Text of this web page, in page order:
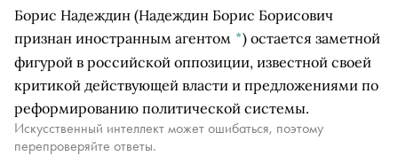
Борис Надеждин (Надеждин Борис Борисович
признан иностранным агентом *) остается заметной
фигурой в российской оппозиции, известной своей
критикой действующей власти и предложениями по
реформированию политической системы.
Искусственный интеллект может ошибаться, поэтому
перепроверяйте ответы.